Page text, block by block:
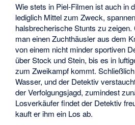
Wie stets in Piel-Filmen ist auch in
lediglich Mittel zum Zweck,
halsbrecherische Stunts zu
man einen Zuchthäusler aus dem
von einem nicht minder sportiven
über Stock und Stein, bis es in
zum Zweikampf kommt.
Wasser, und der Detektiv
der Verfolgungsjagd, zumindest
Losverkäufer findet der Detektiv
kauft er ihm ein Los ab.